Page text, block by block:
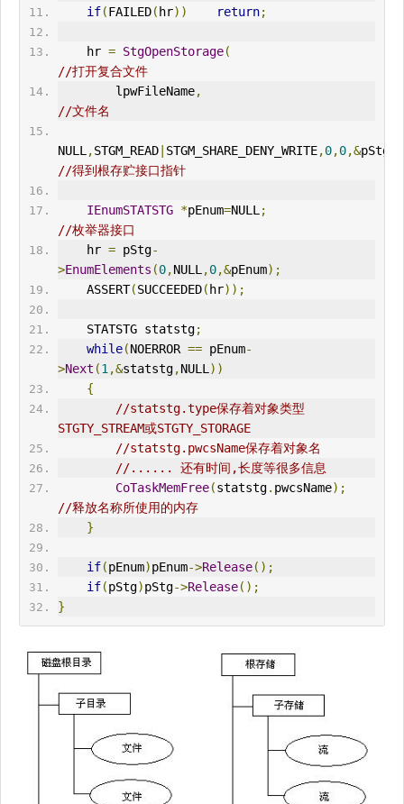
if(FAILED( hr)) return;
    hr
= StgOpenStorage(
//打开复合文件
        lpwFileName
,
//文件名
NULL ,STGM_READ| STGM_SHARE_DENY_WRITE,0,0,&pStg
//得到根存贮接口指针
IEnumSTATSTG *pEnum=NULL ;
//枚举器接口
    hr
= pStg-
>EnumElements (0,NULL ,0,&pEnum);
    ASSERT
(SUCCEEDED( hr));
    STATSTG statstg
;
while(NOERROR == pEnum-
>Next (1 ,&statstg,NULL ))
{
//statstg.type保存着对象类型
STGTY_STREAM或STGTY_STORAGE
//statstg.pwcsName保存着对象名
//...... 还有时间,长度等很多信息
CoTaskMemFree(statstg. pwcsName);
//释放名称所使用的内存
}
if(pEnum)pEnum->Release();
if(pStg)pStg->Release();
}